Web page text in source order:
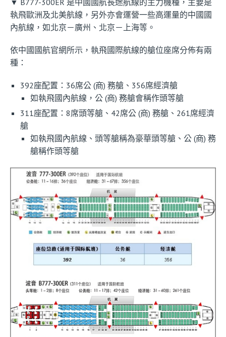
執飛歐洲及北美航線，另外亦會運營一些高運量的中國國
內航線，如北京－廣州、北京－上海等。
依中國國航官網所示，執飛國際航線的艙位座席分佈有兩
種：
392座配置：36席公 (商) 務艙、356席經濟艙
如執飛國內航線，公 (商) 務艙會稱作頭等艙
311座配置：8席頭等艙、42席公 (商) 務艙、261席經濟
艙
如執飛國內航線、頭等艙稱為豪華頭等艙、公 (商) 務
艙稱作頭等艙